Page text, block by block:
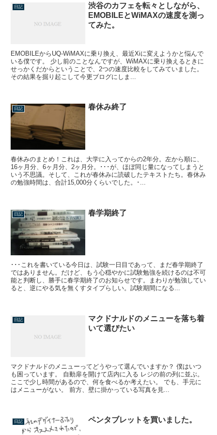
日記
渋谷のカフェを転々としながら、
EMOBILEとWiMAXの速度を測っ
てみた。
EMOBILEからUQ-WiMAXに乗り換え、最近Xiに変えようかと悩んで
いる僕です。 少し前のことなんですが、WiMAXに乗り換えるときに
せっかくだからということで、2つの速度比較をしてみていました。
その結果を掘り起こして今更ブログにしま...
日記 春休み終了
春休みのまとめ！これは、大学に入ってからの2年分。左から順に、
16ヶ月分、6ヶ月分、2ヶ月分。･･･が、ほぼ同じ量になってしまうと
いう不思議。そして、これが春休みに読破したテキストたち。春休み
の勉強時間は、合計15,000分くらいでした。･...
日記 春学期終了
･･･これを書いている今日は、試験一日目であって、まだ春学期終了
ではありません。だけど、もう心穏やかに試験勉強を続けるのは不可
能と判断し、勝手に春学期終了のお知らせです。まわりが勉強してい
ると、逆にやる気を無くすタイプらしい。試験期間になる...
日記
マクドナルドのメニューを落ち着
いて選びたい
マクドナルドのメニューってどうやって選んでいますか？ 僕はいつ
も困っています。 自動扉を開けて店内に入る レジの前の列に並ぶ。
ここで少し時間があるので、何を食べるか考えたい。 でも、手元に
はメニューがない。 前方、壁に掛かっている写真を見...
日記 ペンタブレットを買いました。